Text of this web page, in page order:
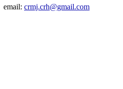
email: crmj.crh@gmail.com